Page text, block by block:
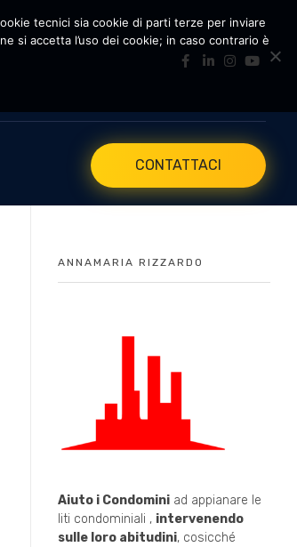
CONTATTACI
ANNAMARIA RIZZARDO
Aiuto i Condomini ad appianare le
liti condominiali , intervenendo
sulle loro abitudini, cosicché
tecnici sia cookie di parti terze per inviare
si accetta l’uso dei cookie; in caso contrario è